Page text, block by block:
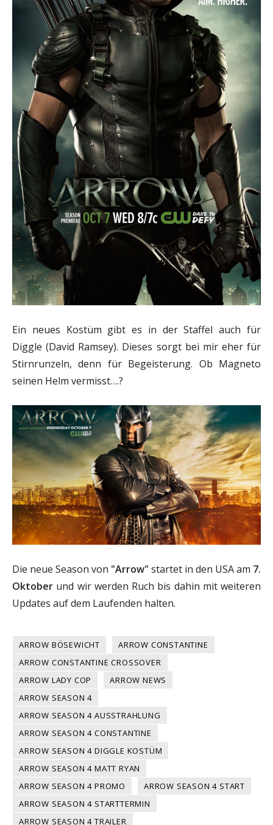
Ein neues Kostüm gibt es in der Staffel auch für
Diggle (David Ramsey). Dieses sorgt bei mir eher für
Stirnrunzeln, denn für Begeisterung. Ob Magneto
seinen Helm vermisst….?
Die neue Season von "Arrow" startet in den USA am 7.
Oktober und wir werden Ruch bis dahin mit weiteren
Updates auf dem Laufenden halten.
ARROW BÖSEWICHT
ARROW CONSTANTINE
ARROW CONSTANTINE CROSSOVER
ARROW LADY COP
ARROW NEWS
ARROW SEASON 4
ARROW SEASON 4 AUSSTRAHLUNG
ARROW SEASON 4 CONSTANTINE
ARROW SEASON 4 DIGGLE KOSTÜM
ARROW SEASON 4 MATT RYAN
ARROW SEASON 4 PROMO
ARROW SEASON 4 START
ARROW SEASON 4 STARTTERMIN
ARROW SEASON 4 TRAILER